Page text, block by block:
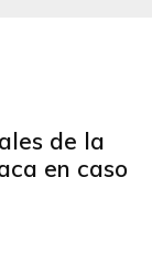
de la
en caso